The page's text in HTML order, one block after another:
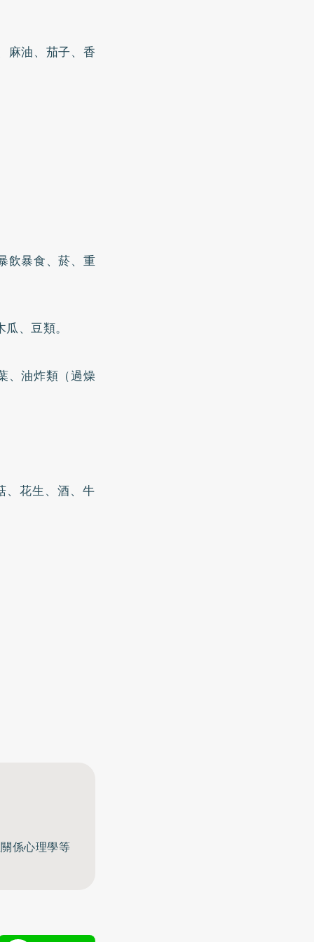
麻油、茄子、香
飲暴食、菸、重
、豆類。
、油炸類（過燥
、花生、酒、牛
係心理學等